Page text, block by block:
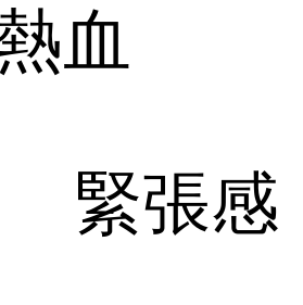
血
緊張感